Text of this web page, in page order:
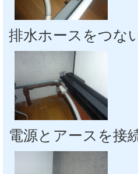
排水ホースをつな
電源とアースを接